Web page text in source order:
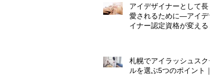
アイデザイナーとして長く
愛されるために―アイデザ
イナー認定資格が変える、
札幌でアイラッシュスクー
ルを選ぶ5つのポイント｜